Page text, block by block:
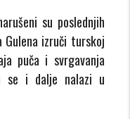
su poslednjih
Gulena izruči turskoj
puča i svrgavanja
se i dalje nalazi u